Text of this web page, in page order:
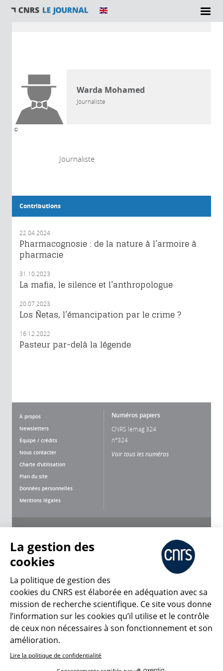
AUTEUR
©
Warda Mohamed
Journaliste
Journaliste
Contributions
22.04.2024
Pharmacognosie : de la nature à l’armoire à
pharmacie
31.10.2023
La mafia, le silence et l’anthropologue
20.07.2023
Los Ñetas, l’émancipation par le crime ?
16.12.2022
Pasteur par-delà la légende
À propos
Newsletters
Équipe / crédits
Nous contacter
Charte d'utilisation
Plan du site
Données personnelles
Mentions légales
Numéros papiers
CNRS lemag 324
n°324
Voir tous les numéros
CNRS Le Mag
© 2026, CNRS
Créer un compte Se connecter
La gestion des
cookies
La politique de gestion des
cookies du CNRS est élaborée en adéquation avec sa
mission de recherche scientifique. Ce site vous donne
l’information sur les cookies qu’il utilise et le contrôle
de ceux non nécessaires à son fonctionnement et son
amélioration.
Lire la politique de confidentialité